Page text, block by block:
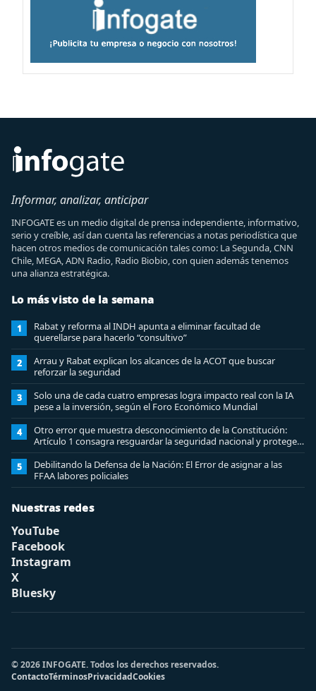
Informar, analizar, anticipar
INFOGATE es un medio digital de prensa independiente, informativo,
serio y creíble, así dan cuenta las referencias a notas periodística que
hacen otros medios de comunicación tales como: La Segunda, CNN
Chile, MEGA, ADN Radio, Radio Biobio, con quien además tenemos
una alianza estratégica.
Lo más visto de la semana
1
Rabat y reforma al INDH apunta a eliminar facultad de
querellarse para hacerlo “consultivo”
2
Arrau y Rabat explican los alcances de la ACOT que buscar
reforzar la seguridad
3
Solo una de cada cuatro empresas logra impacto real con la IA
pese a la inversión, según el Foro Económico Mundial
4
Otro error que muestra desconocimiento de la Constitución:
Artículo 1 consagra resguardar la seguridad nacional y proteger
a los ciudadanos
5
Debilitando la Defensa de la Nación: El Error de asignar a las
FFAA labores policiales
Nuestras redes
YouTube
Facebook
Instagram
X
Bluesky
© 2026 INFOGATE. Todos los derechos reservados.
ContactoTérminosPrivacidadCookies